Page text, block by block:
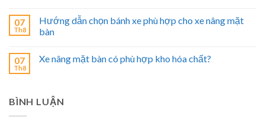
07
Th8
Hướng dẫn chọn bánh xe phù hợp cho xe nâng mặt
bàn
07
Th8
Xe nâng mặt bàn có phù hợp kho hóa chất?
BÌNH LUẬN